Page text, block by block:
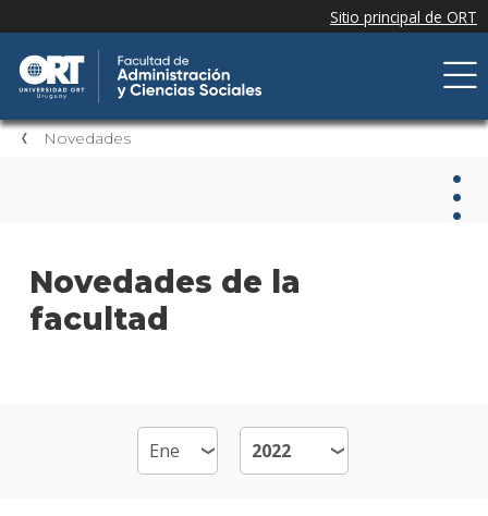
Novedades
Novedades de la
facultad